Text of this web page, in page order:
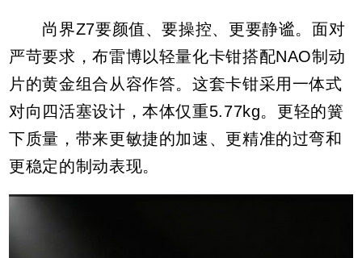
尚界Z7要颜值、要操控、更要静谧。面对
严苛要求，布雷博以轻量化卡钳搭配NAO制动
片的黄金组合从容作答。这套卡钳采用一体式
对向四活塞设计，本体仅重5.77kg。更轻的簧
下质量，带来更敏捷的加速、更精准的过弯和
更稳定的制动表现。